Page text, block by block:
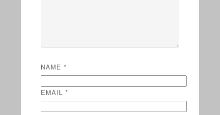
NAME *
EMAIL *